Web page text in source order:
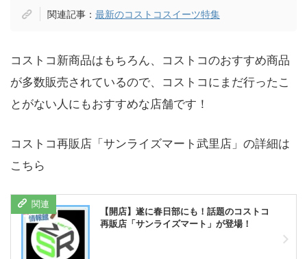
関連記事： 最新のコストコスイーツ特集
コストコ新商品はもちろん、コストコのおすすめ商品
が多数販売されているので、コストコにまだ行ったこ
とがない人にもおすすめな店舗です！
コストコ再販店「サンライズマート武里店」の詳細は
こちら
【開店】遂に春日部にも！話題のコストコ
再販店「サンライズマート」が登場！